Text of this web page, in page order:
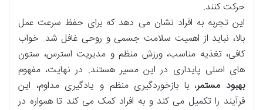
حرکت کنند.
این تجربه به افراد نشان می دهد که برای حفظ سرعت عمل
بالا، نباید از اهمیت سلامت جسمی و روحی غافل شد. خواب
کافی، تغذیه مناسب، ورزش منظم و مدیریت استرس، ستون
های اصلی پایداری در این مسیر هستند. در نهایت، مفهوم
بهبود مستمر، با بازخوردگیری منظم و یادگیری مداوم، این
فرآیند را تکمیل می کند و به افراد کمک می کند تا همواره در